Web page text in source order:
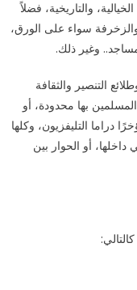
والتاريخية، فضلاً
سواء على الورق،
وغير ذلك.
التنصير والثقافة
بها محدودة، أو
دراما التليفزيون، وكلها
أو الحوار بين